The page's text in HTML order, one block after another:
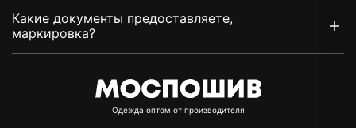
Какие документы предоставляете,
маркировка?
Oдежда оптом от производителя